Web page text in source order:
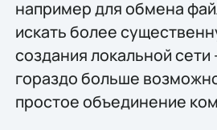
например для обмена
искать более
создания локальной сети
гораздо больше
простое объединение